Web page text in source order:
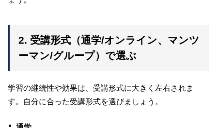
2. 受講形式（通学/オンライン、マンツ
ーマン/グループ）で選ぶ
学習の継続性や効果は、受講形式に大きく左右されま
す。自分に合った受講形式を選びましょう。